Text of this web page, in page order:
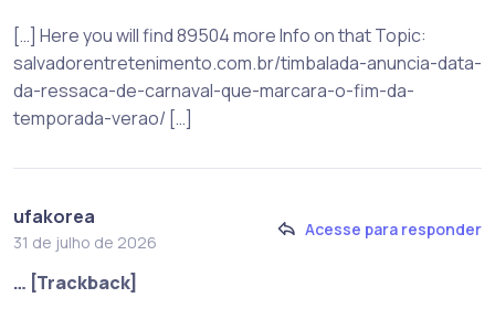
[…] Here you will find 89504 more Info on that Topic:
salvadorentretenimento.com.br/timbalada-anuncia-data-
da-ressaca-de-carnaval-que-marcara-o-fim-da-
temporada-verao/ […]
ufakorea
31 de julho de 2026
Acesse para responder
… [Trackback]